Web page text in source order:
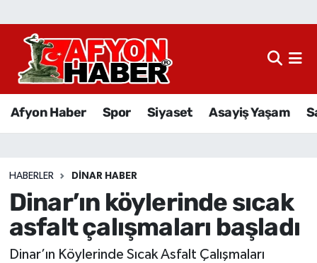
Afyon Haber Spor Siyaset Asayiş Yaşam
HABERLER DINAR HABER
Dinar’ın köylerinde sıcak
asfalt çalışmaları başladı
Dinar’ın Köylerinde Sıcak Asfalt Çalışmaları
Afyon Haber
Sağlık
Eğitim